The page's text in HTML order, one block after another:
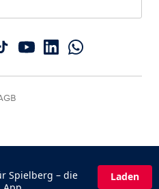
Spielberg – die
Laden